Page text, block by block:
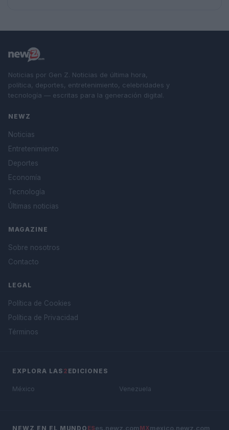
Noticias por Gen Z. Noticias de última hora,
política, deportes, entretenimiento, celebridades y
tecnología — escritas para la generación digital.
NEWZ
Noticias
Entretenimiento
Deportes
Economía
Tecnología
Últimas noticias
MAGAZINE
Sobre nosotros
Contacto
LEGAL
Política de Cookies
Política de Privacidad
Términos
EXPLORA LAS 2 EDICIONES
México Venezuela
NEWZ EN EL MUNDO ESes.newz.com MXmexico.newz.com